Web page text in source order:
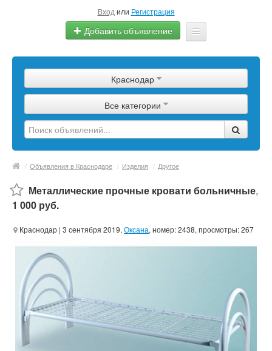
Вход или Регистрация
Добавить объявление
Сырье
Изделия
Оборудование
Услуги
Еще
Краснодар
Все категории
/ Объявления в Краснодаре / Изделия / Другое
Металлические прочные кровати больничные,
1 000 руб.
Краснодар | 3 сентября 2019, Оксана, номер: 2438, просмотры: 267